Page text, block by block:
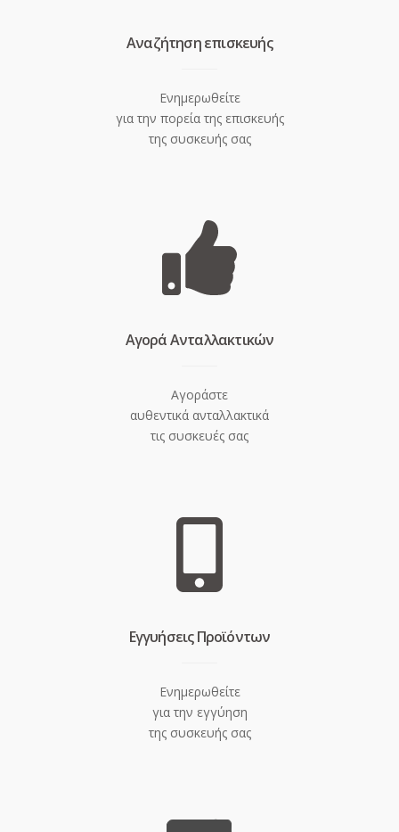
Aναζήτηση επισκευής
Ενημερωθείτε
για την πορεία της επισκευής
της συσκευής σας
Aγορά Ανταλλακτικών
Αγοράστε
αυθεντικά ανταλλακτικά
τις συσκευές σας
Eγγυήσεις Προϊόντων
Ενημερωθείτε
για την εγγύηση
της συσκευής σας